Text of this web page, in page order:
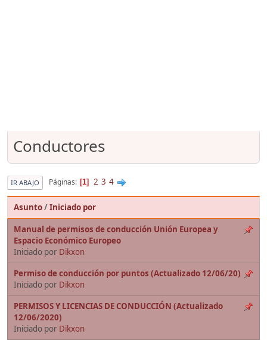
Conductores
IR ABAJO Páginas 1 2 3 4
Asunto/Iniciado por
Manual de permisos de conducción Unión Europea y
Espacio Económico Europeo
Iniciado por Dikxon
Permiso de conducción por puntos (Actualizado 12/06/20)
Iniciado por Dikxon
PERMISOS Y LICENCIAS DE CONDUCCIÓN (Actualizado
12/06/2020)
Iniciado por Dikxon